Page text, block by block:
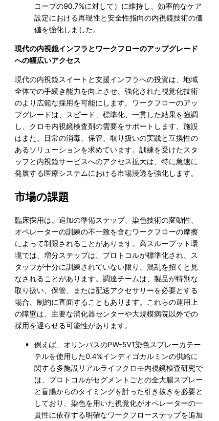
コープの90.7%に対して）に維持し、効率的なケア
設定における再現性と安全性指向の内視鏡技術の価
値を強化しました。
現代の内視鏡インフラとワークフローのアップグレード
への幅広いアクセス
現代の内視鏡スイートと支援インフラへの投資は、地域
全体での手続き能力を向上させ、強化された視覚化技術
のより広範な採用を可能にします。ワークフローのアッ
プグレードは、スピード、標準化、一貫した結果を強調
し、クロモ内視鏡検査剤の需要をサポートします。施設
はまた、日常の消毒、保管、取り扱いの実践と互換性の
あるソリューションを求めています。訓練を受けたスタ
ッフと内視鏡サービスへのアクセス拡大は、特に急速に
発展する医療システムにおける市場浸透を強化します。
市場の課題
臨床採用は、追加の準備ステップ、染色技術の変動性、
オペレーターの訓練の不一致を含むワークフローの摩擦
によって制限されることがあります。高スループット環
境では、増分ステップは、プロトコルが標準化され、ス
タッフが十分に訓練されていない限り、混乱を招くと見
なされることがあります。調達チームは、製品が特別な
取り扱い、保管、または配送アクセサリーを必要とする
場合、制約に直面することもあります。これらの運用上
の障壁は、主要な消化器センターや大規模病院以外での
採用を遅らせる可能性があります。
例えば、オリンパスのPW-5V1染色スプレーカテー
テルを使用した0.4%インディゴカルミンの供給に
関する多施設リアルライフクロモ内視鏡検査研究で
は、プロトコルがセグメントごとの全大腸スプレー
と盲腸からのタイミングを計った引き抜きを必要と
しており、染色を用いた視覚化がオペレーターの一
貫性に依存する明確なワークフローステップを追加